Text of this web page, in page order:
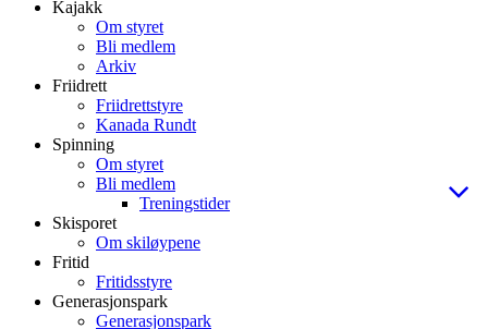
Kajakk
Om styret
Bli medlem
Arkiv
Friidrett
Friidrettstyre
Kanada Rundt
Spinning
Om styret
Bli medlem
Treningstider
Skisporet
Om skiløypene
Fritid
Fritidsstyre
Generasjonspark
Generasjonspark